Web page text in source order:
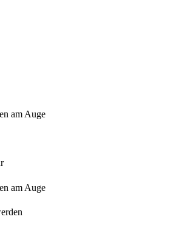
am Auge
am Auge